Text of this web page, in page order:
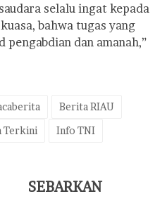
selalu ingat kepada
bahwa tugas yang
pengabdian dan amanah,”
Berita RIAU
Terkini
Info TNI
SEBARKAN